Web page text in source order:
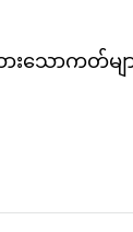
ောကတ်များ